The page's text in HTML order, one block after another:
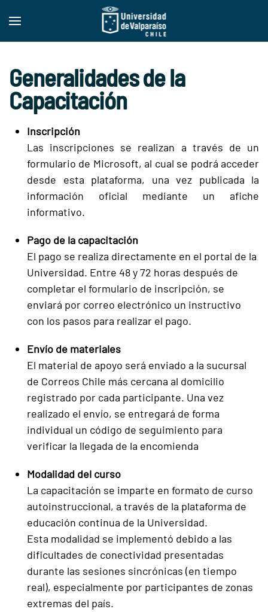
Skip to main content
Generalidades de la
Capacitación
Inscripción
Las inscripciones se realizan a través de un
formulario de Microsoft, al cual se podrá acceder
desde esta plataforma, una vez publicada la
información oficial mediante un afiche
informativo.
Pago de la capacitación
El pago se realiza directamente en el portal de la
Universidad. Entre 48 y 72 horas después de
completar el formulario de inscripción, se
enviará por correo electrónico un instructivo
con los pasos para realizar el pago.
Envío de materiales
El material de apoyo será enviado a la sucursal
de Correos Chile más cercana al domicilio
registrado por cada participante. Una vez
realizado el envío, se entregará de forma
individual un código de seguimiento para
verificar la llegada de la encomienda
Modalidad del curso
La capacitación se imparte en formato de curso
autoinstruccional, a través de la plataforma de
educación continua de la Universidad.
Esta modalidad se implementó debido a las
dificultades de conectividad presentadas
durante las sesiones sincrónicas (en tiempo
real), especialmente por participantes de zonas
extremas del país.